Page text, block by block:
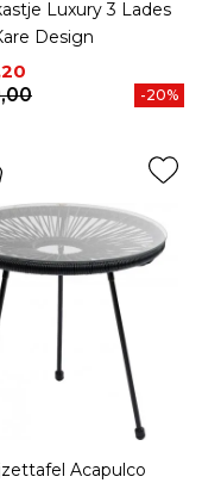
Luxury 3 Lades
Design
prijs
-20%
Acapulco